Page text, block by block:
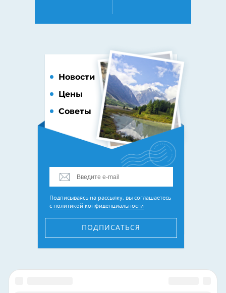
Новости
Цены
Советы
Подписываясь на рассылку, вы соглашаетесь
с политикой конфиденциальности
ПОДПИСАТЬСЯ